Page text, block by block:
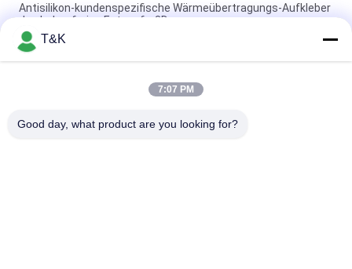
Antisilikon-kundenspezifische Wärmeübertragungs-Aufkleber
des beleg-freies Entwurfs-3D
Glänzender 1.2mm Silikon-Wärmeübertragungs-Aufkleber-
Fabrik-Seidendruck-Flecken
Tiere formen 3D 7cm, Wärmeübertragungs-, diekleid Silikon
T&K
7:07 PM
Good day, what product are you looking for?